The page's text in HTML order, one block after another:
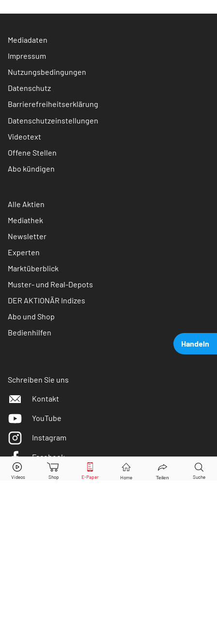
Handeln
PayPal Aktie jetzt handeln?
Mediadaten
Impressum
Nutzungsbedingungen
Datenschutz
Barrierefreiheitserklärung
Datenschutzeinstellungen
Videotext
Offene Stellen
Abo kündigen
Alle Aktien
Mediathek
Newsletter
Experten
Marktüberblick
Muster- und Real-Depots
DER AKTIONÄR Indizes
Abo und Shop
Bedienhilfen
Schreiben Sie uns
Kontakt
YouTube
Instagram
Facebook
Twitter